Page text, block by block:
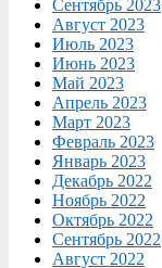
Сентябрь 2023
Август 2023
Июль 2023
Июнь 2023
Май 2023
Апрель 2023
Март 2023
Февраль 2023
Январь 2023
Декабрь 2022
Ноябрь 2022
Октябрь 2022
Сентябрь 2022
Август 2022